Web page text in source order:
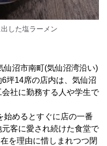
した塩ラーメン
仙沼市南町(気仙沼湾沿い)
坪14席の店内は、気仙沼
社に勤務する人や学生で
始めるとすぐに店の一番
客に愛され続けた食堂で
を理由に惜しまれつつ閉